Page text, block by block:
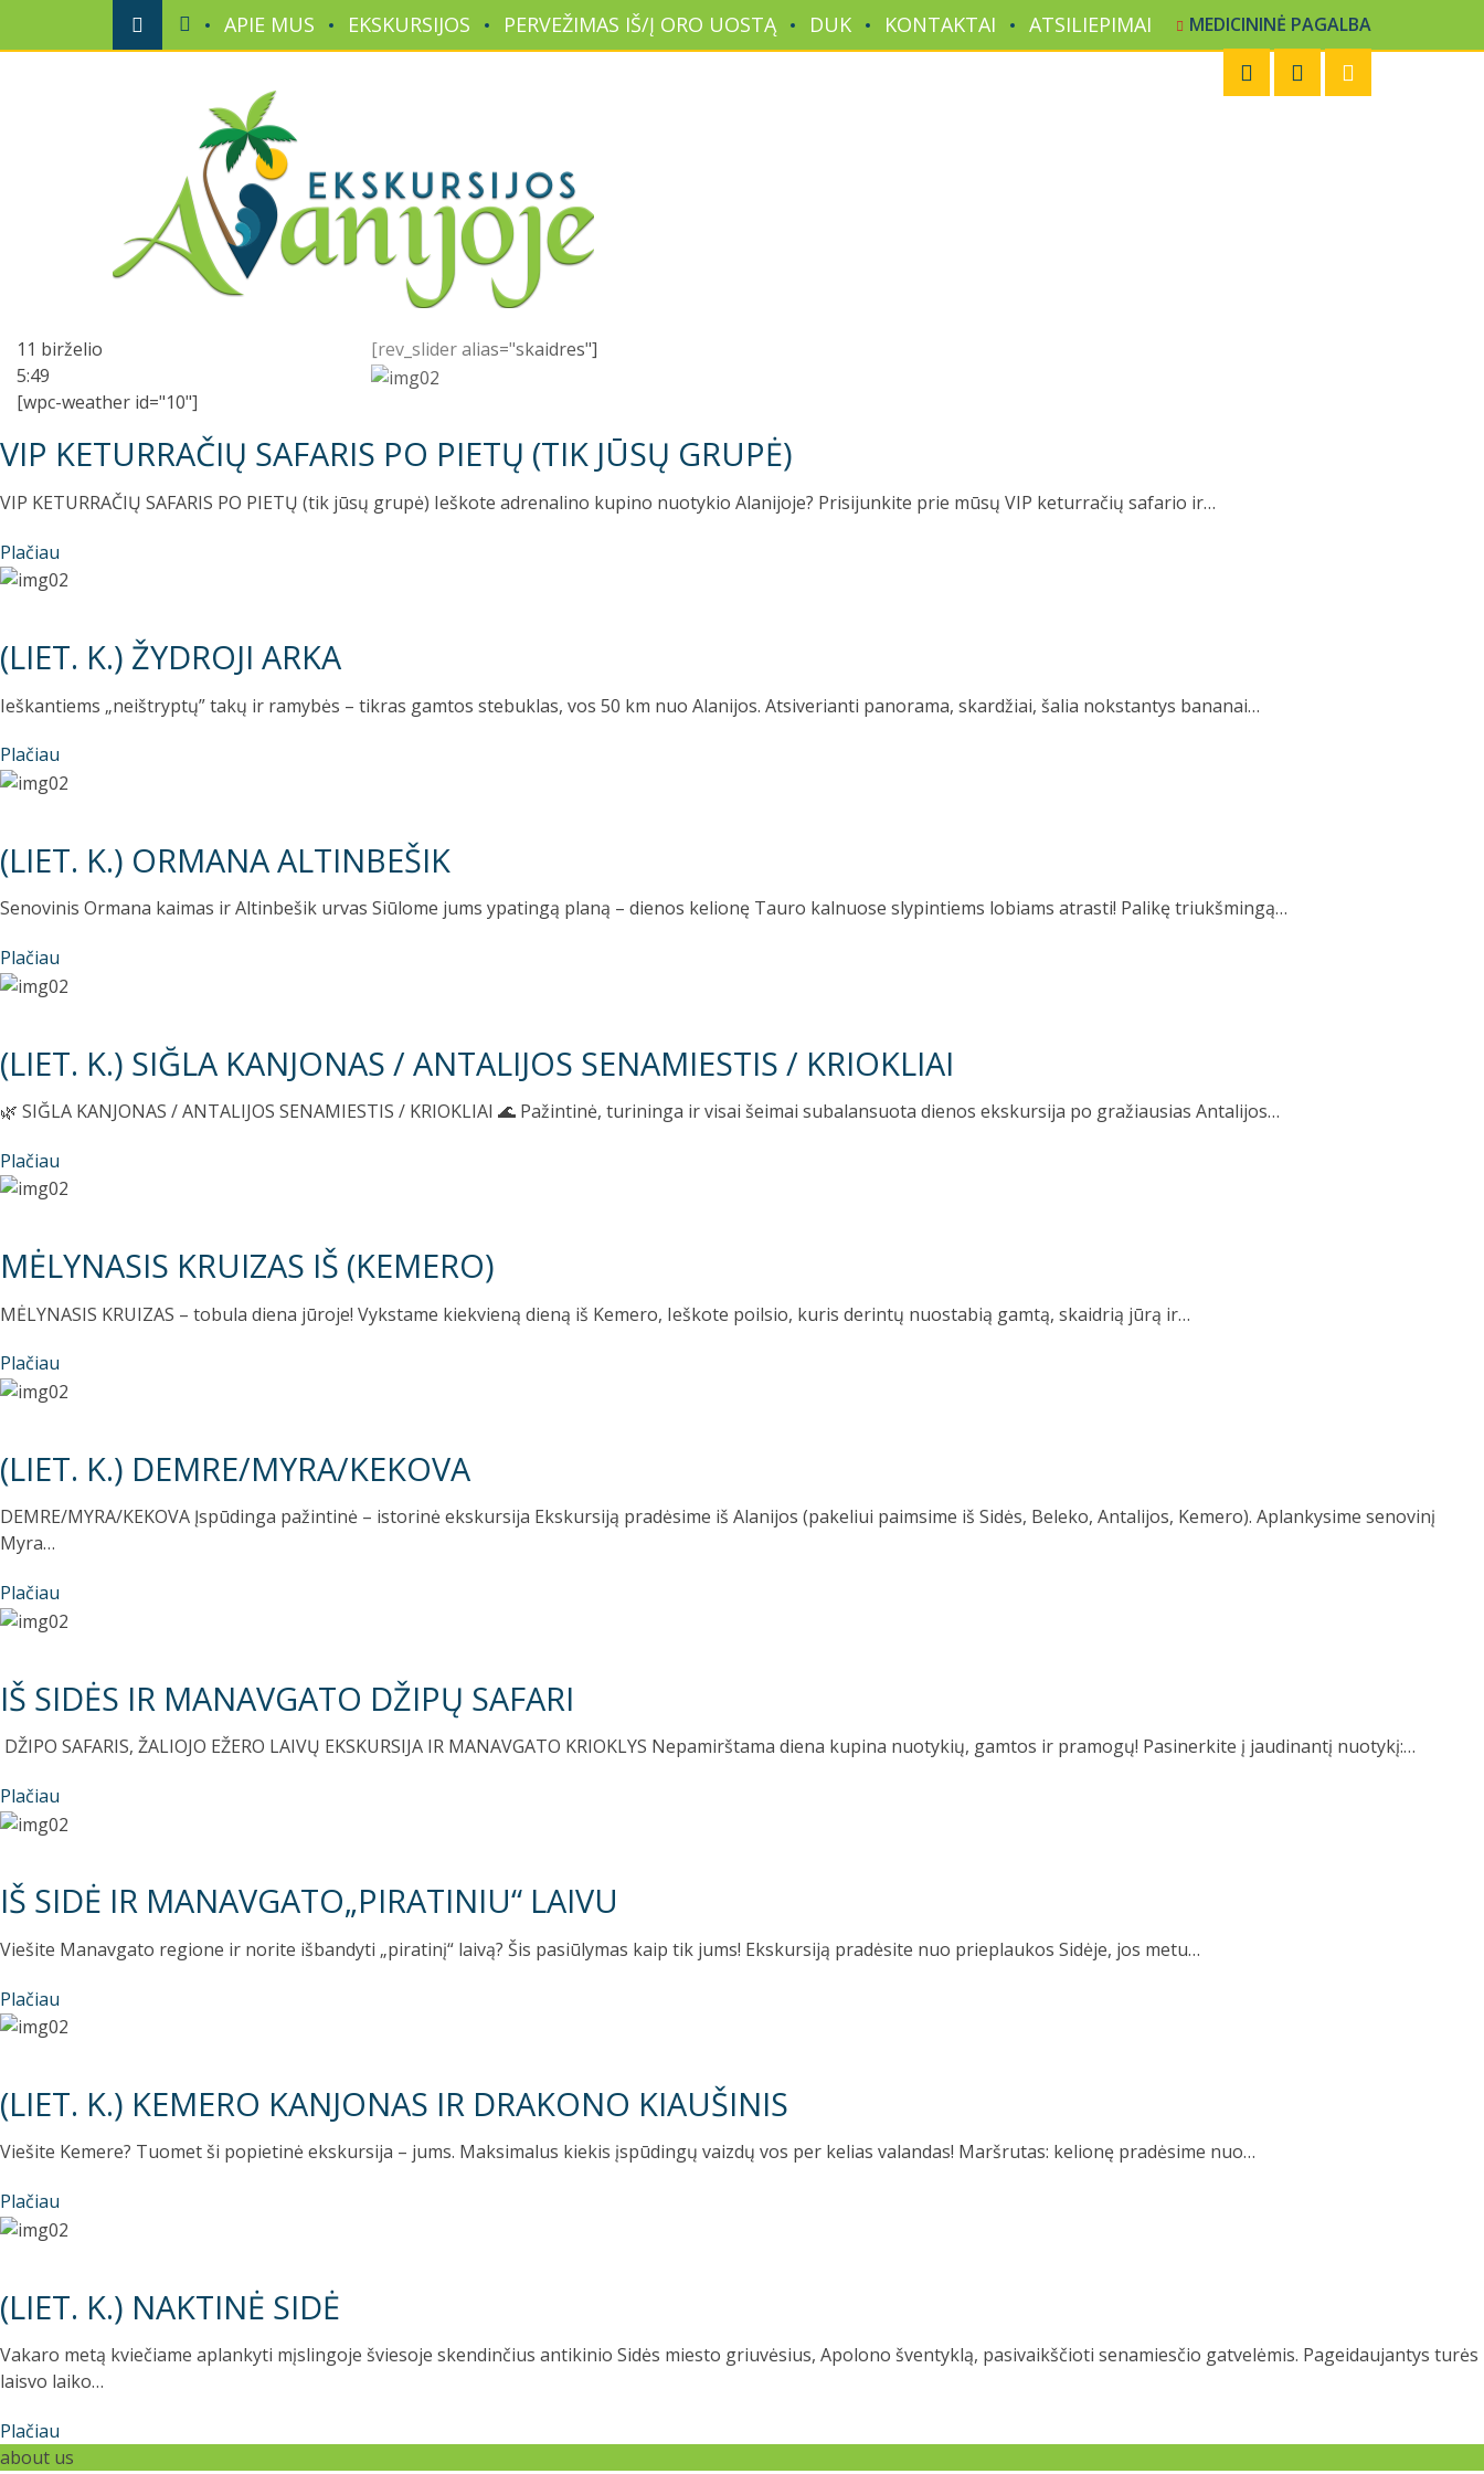
APIE MUS EKSKURSIJOS PERVEŽIMAS IŠ/Į ORO UOSTĄ DUK KONTAKTAI ATSILIEPIMAI MEDICININĖ PAGALBA
11 birželio
5:49
[wpc-weather id="10"]
[rev_slider alias="skaidres"]
VIP KETURRAČIŲ SAFARIS PO PIETŲ (TIK JŪSŲ GRUPĖ)
VIP KETURRAČIŲ SAFARIS PO PIETŲ (tik jūsų grupė) Ieškote adrenalino kupino nuotykio Alanijoje? Prisijunkite prie mūsų VIP keturračių safario ir…
Plačiau
(LIET. K.) ŽYDROJI ARKA
Ieškantiems „neištryptų” takų ir ramybės – tikras gamtos stebuklas, vos 50 km nuo Alanijos. Atsiverianti panorama, skardžiai, šalia nokstantys bananai…
Plačiau
(LIET. K.) ORMANA ALTINBEŠIK
Senovinis Ormana kaimas ir Altinbešik urvas Siūlome jums ypatingą planą – dienos kelionę Tauro kalnuose slypintiems lobiams atrasti! Palikę triukšmingą…
Plačiau
(LIET. K.) SIĞLA KANJONAS / ANTALIJOS SENAMIESTIS / KRIOKLIAI
🌿 SIĞLA KANJONAS / ANTALIJOS SENAMIESTIS / KRIOKLIAI 🌊 Pažintinė, turininga ir visai šeimai subalansuota dienos ekskursija po gražiausias Antalijos…
Plačiau
MĖLYNASIS KRUIZAS IŠ (KEMERO)
MĖLYNASIS KRUIZAS – tobula diena jūroje! Vykstame kiekvieną dieną iš Kemero, Ieškote poilsio, kuris derintų nuostabią gamtą, skaidrią jūrą ir…
Plačiau
(LIET. K.) DEMRE/MYRA/KEKOVA
DEMRE/MYRA/KEKOVA Įspūdinga pažintinė – istorinė ekskursija Ekskursiją pradėsime iš Alanijos (pakeliui paimsime iš Sidės, Beleko, Antalijos, Kemero). Aplankysime senovinį
Myra…
Plačiau
IŠ SIDĖS IR MANAVGATO DŽIPŲ SAFARI
DŽIPO SAFARIS, ŽALIOJO EŽERO LAIVŲ EKSKURSIJA IR MANAVGATO KRIOKLYS Nepamirštama diena kupina nuotykių, gamtos ir pramogų! Pasinerkite į jaudinantį nuotykį:…
Plačiau
IŠ SIDĖ IR MANAVGATO„PIRATINIU“ LAIVU
Viešite Manavgato regione ir norite išbandyti „piratinį“ laivą? Šis pasiūlymas kaip tik jums! Ekskursiją pradėsite nuo prieplaukos Sidėje, jos metu…
Plačiau
(LIET. K.) KEMERO KANJONAS IR DRAKONO KIAUŠINIS
Viešite Kemere? Tuomet ši popietinė ekskursija – jums. Maksimalus kiekis įspūdingų vaizdų vos per kelias valandas! Maršrutas: kelionę pradėsime nuo…
Plačiau
(LIET. K.) NAKTINĖ SIDĖ
Vakaro metą kviečiame aplankyti mįslingoje šviesoje skendinčius antikinio Sidės miesto griuvėsius, Apolono šventyklą, pasivaikščioti senamiesčio gatvelėmis. Pageidaujantys turės
laisvo laiko…
Plačiau
about us